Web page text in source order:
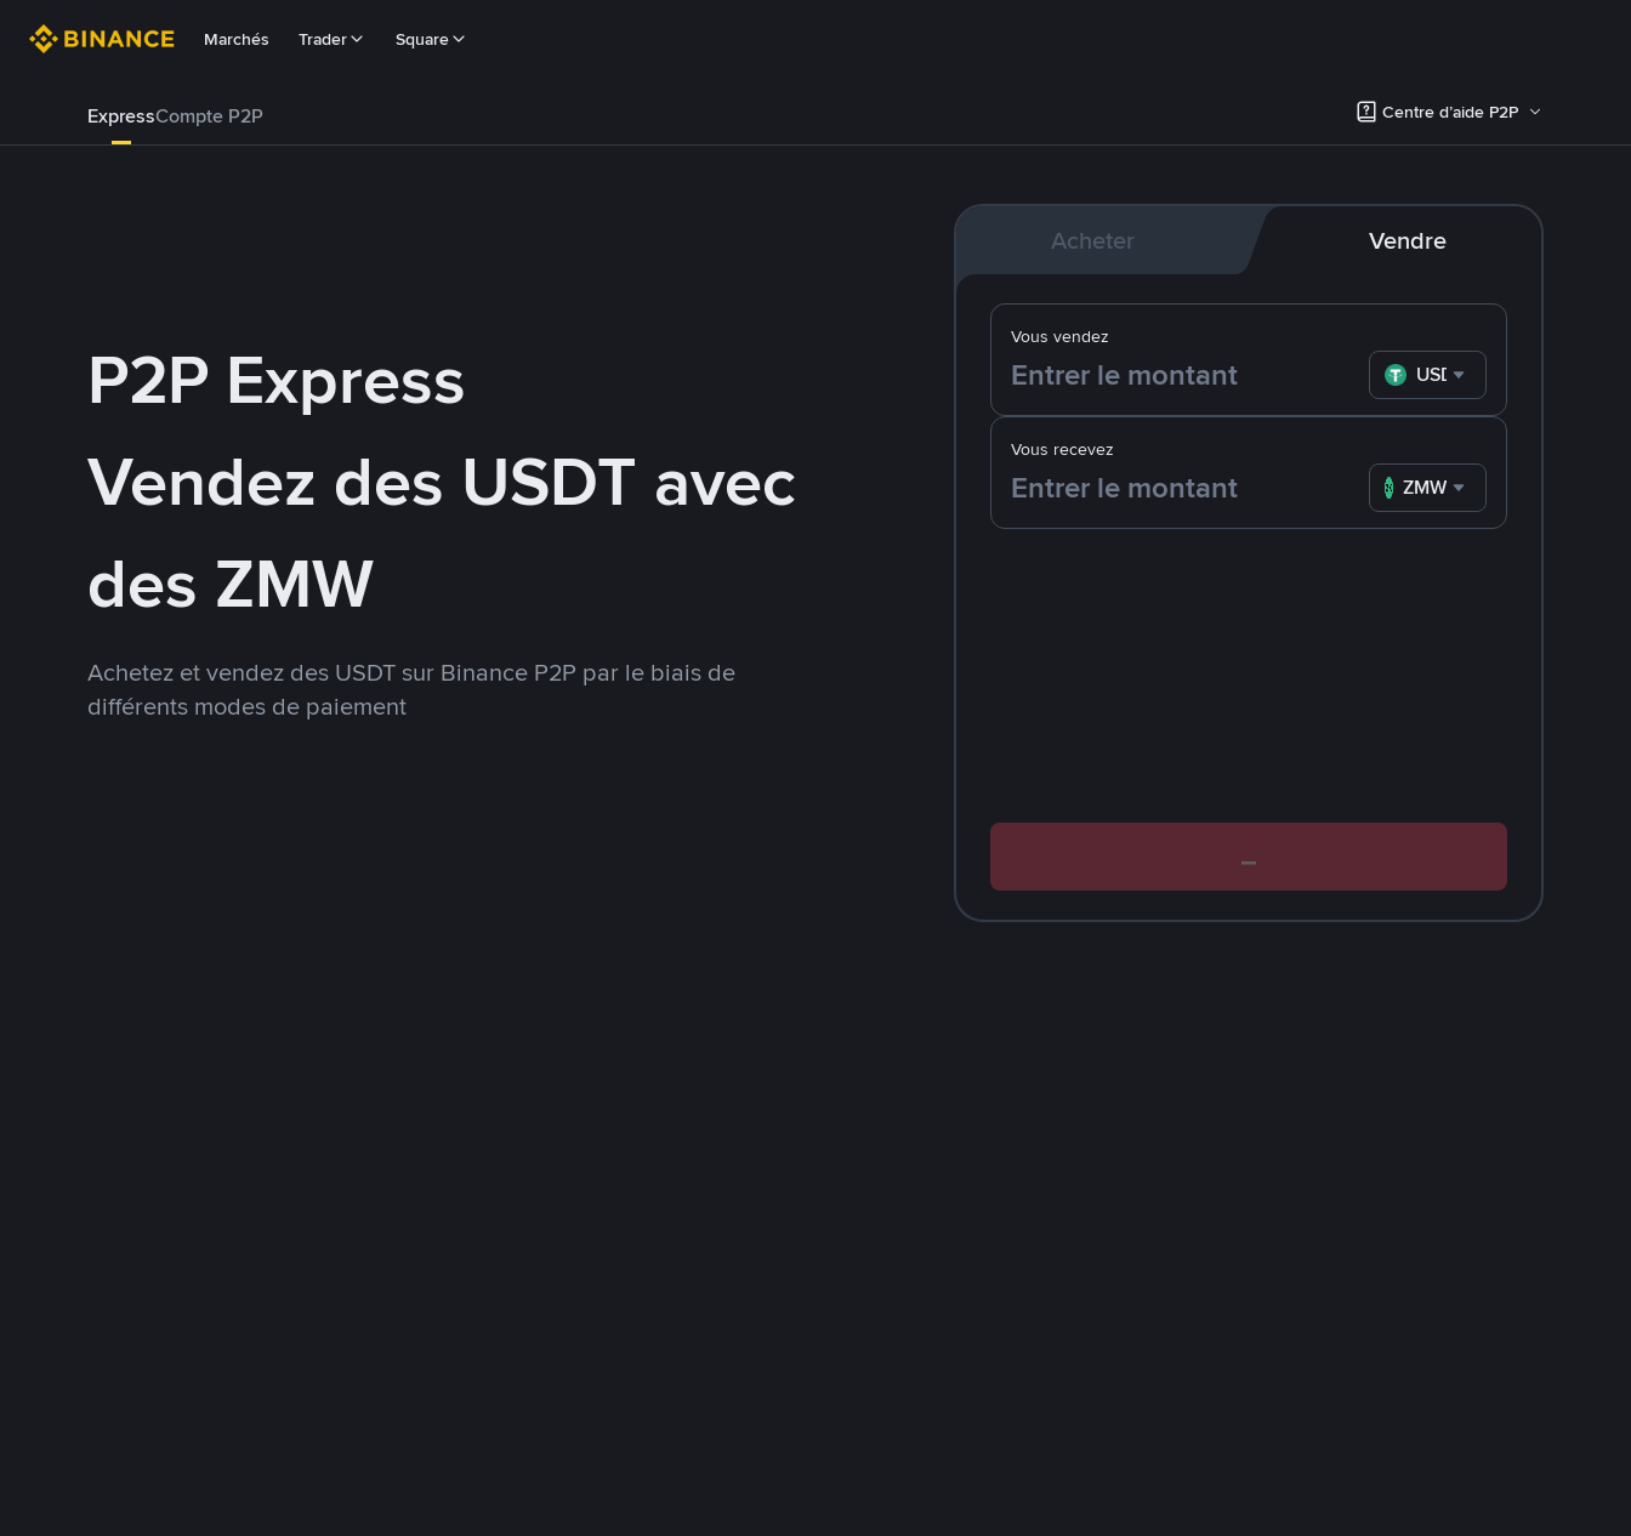
Marchés Trader Square
ExpressCompte P2P Centre d’aide P2P
P2P Express
Vendez des USDT avec
des ZMW
Achetez et vendez des USDT sur Binance P2P par le biais de
différents modes de paiement
Acheter Vendre
Vous recevez
ZMW
Vous vendez
USDT